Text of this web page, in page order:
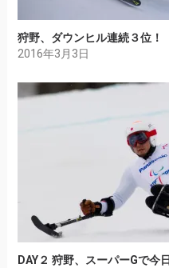
狩野、ダウンヒル連続３位！
2016年3月3日
DAY２ 狩野、スーパーGで